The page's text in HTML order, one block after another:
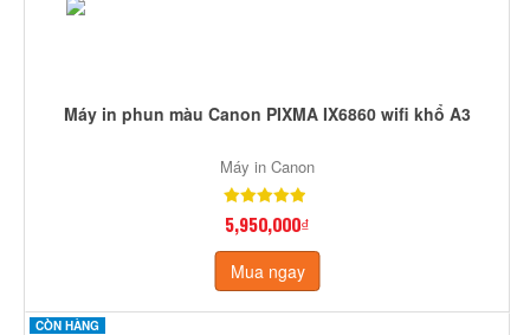
Máy in phun màu Canon PIXMA IX6860 wifi khổ A3
Máy in Canon
5,950,000₫
Mua ngay
CÒN HÀNG